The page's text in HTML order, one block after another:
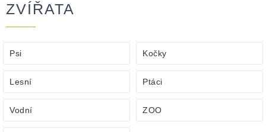
ZVÍŘATA
Psi Kočky
Lesní Ptáci
Vodní ZOO